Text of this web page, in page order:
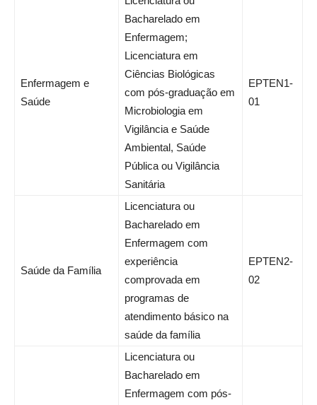
Enfermagem e
Saúde
Bacharelado em
Enfermagem;
Licenciatura em
Ciências Biológicas
com pós-graduação em
Microbiologia em
Vigilância e Saúde
Ambiental, Saúde
Pública ou Vigilância
Sanitária
EPTEN1-
01
Saúde da Família
Licenciatura ou
Bacharelado em
Enfermagem com
experiência
comprovada em
programas de
atendimento básico na
saúde da família
EPTEN2-
02
Licenciatura ou
Bacharelado em
Enfermagem com pós-